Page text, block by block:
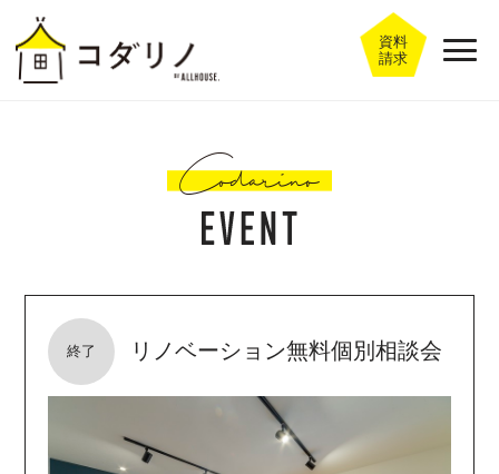
資料
請求
終了 リノベーション無料個別相談会